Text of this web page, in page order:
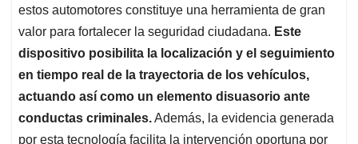
estos automotores constituye una herramienta de gran
valor para fortalecer la seguridad ciudadana. Este
dispositivo posibilita la localización y el seguimiento
en tiempo real de la trayectoria de los vehículos,
actuando así como un elemento disuasorio ante
conductas criminales.Además, la evidencia generada
por esta tecnología facilita la intervención oportuna por